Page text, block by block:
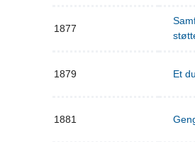
1877
1879 Et
1881